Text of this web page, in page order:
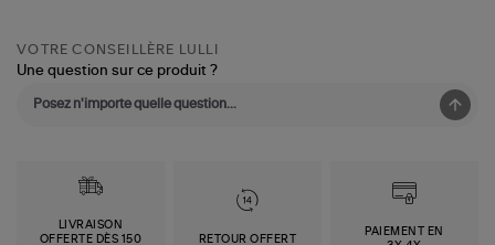
VOTRE CONSEILLÈRE LULLI
Une question sur ce produit ?
LIVRAISON
OFFERTE DÈS 150
RETOUR OFFERT
PAIEMENT EN